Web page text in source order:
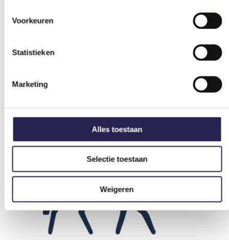
Voorkeuren
Statistieken
Marketing
Alles toestaan
Selectie toestaan
Weigeren